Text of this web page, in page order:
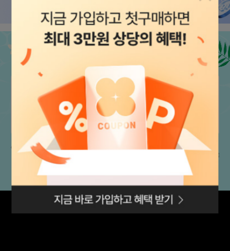
로그인페이지로